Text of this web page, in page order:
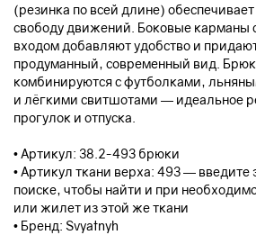
(резинка по всей длине)
свободу движений. Боковые карманы
входом добавляют удобство и
продуманный, современный вид.
комбинируются с футболками,
и лёгкими свитшотами — идеальное
прогулок и отпуска.
• Артикул: 38.2-493 брюки
• Артикул ткани верха: 493 — введите
поиске, чтобы найти и при
или жилет из этой же ткани
• Бренд: Svyatnyh